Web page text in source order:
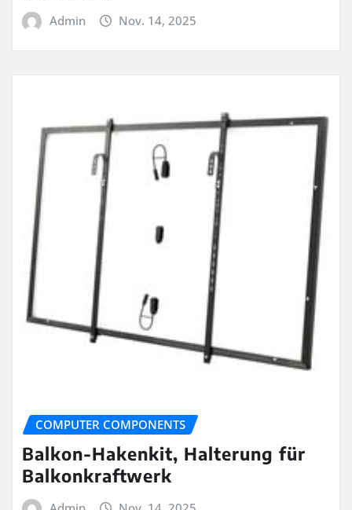
Admin Nov. 14, 2025
COMPUTER COMPONENTS
Balkon-Hakenkit, Halterung für
Balkonkraftwerk